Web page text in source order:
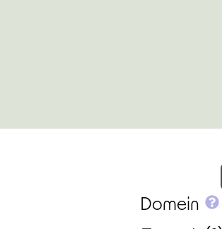
Filter
Domein